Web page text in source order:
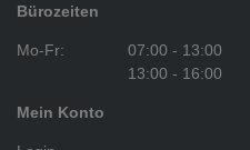
Bürozeiten
Mo-Fr:
07:00 - 13:00
13:00 - 16:00
Mein Konto